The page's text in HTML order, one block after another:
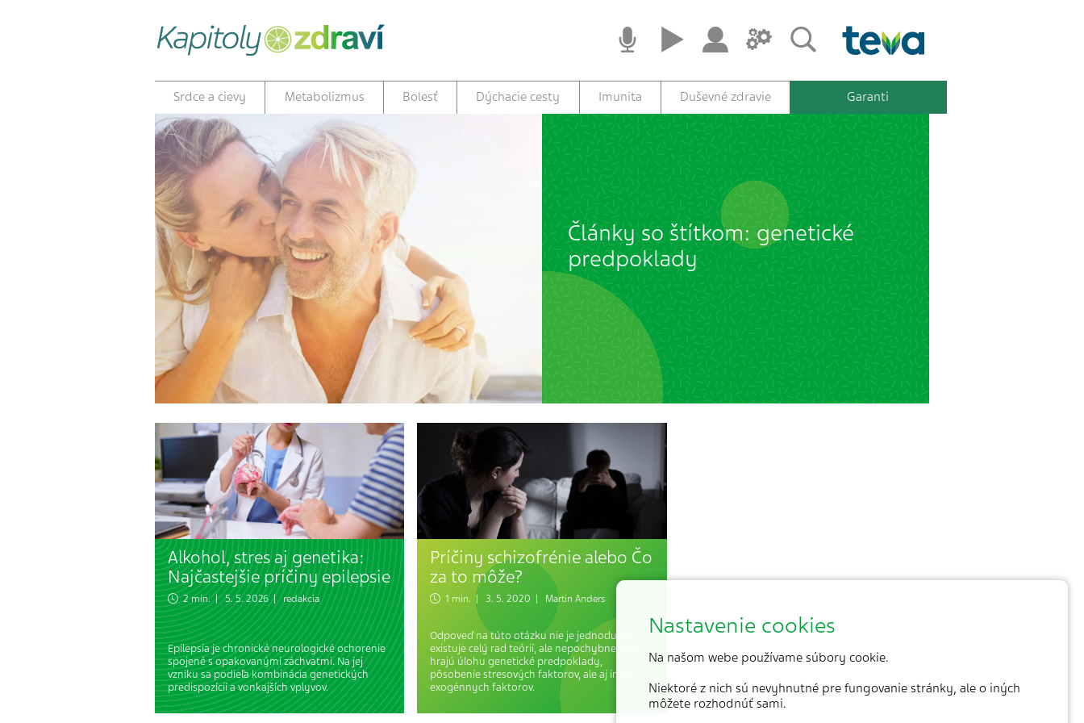
Srdce a cievy Metabolizmus Bolesť Dýchacie cesty Imunita Duševné zdravie Garanti
Články so štítkom: genetické
predpoklady
Alkohol, stres aj genetika:
Najčastejšie príčiny epilepsie
2 min. | 5. 5. 2026 | redakcia
Epilepsia je chronické neurologické ochorenie
spojené s opakovanými záchvatmi. Na jej
vzniku sa podieľa kombinácia genetických
predispozícií a vonkajších vplyvov.
Príčiny schizofrénie alebo Čo
za to môže?
1 min. | 3. 5. 2020 | Martin Anders
Odpoveď na túto otázku nie je jednoduchá,
existuje celý rad teórií, ale nepochybne vždy
hrajú úlohu genetické predpoklady,
pôsobenie stresových faktorov, ale aj iných
exogénnych faktorov.
Nastavenie cookies
Na našom webe používame súbory cookie.
Niektoré z nich sú nevyhnutné pre fungovanie stránky, ale o iných
môžete rozhodnúť sami.